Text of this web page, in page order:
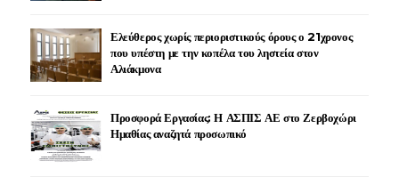
Ελεύθερος χωρίς περιοριστικούς όρους ο 21χρονος
που υπέστη με την κοπέλα του ληστεία στον
Αλιάκμονα
Προσφορά Εργασίας: Η ΑΣΠΙΣ ΑΕ στο Ζερβοχώρι
Ημαθίας αναζητά προσωπικό